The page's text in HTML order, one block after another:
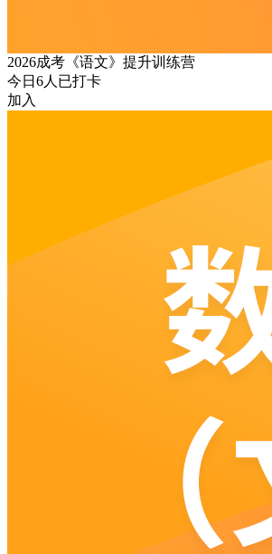
2026成考《语文》提升训练营
今日 6人已打卡
加入